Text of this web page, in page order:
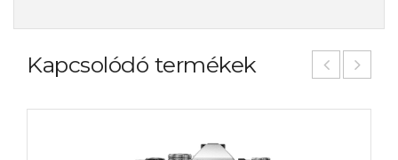
Kapcsolódó termékek